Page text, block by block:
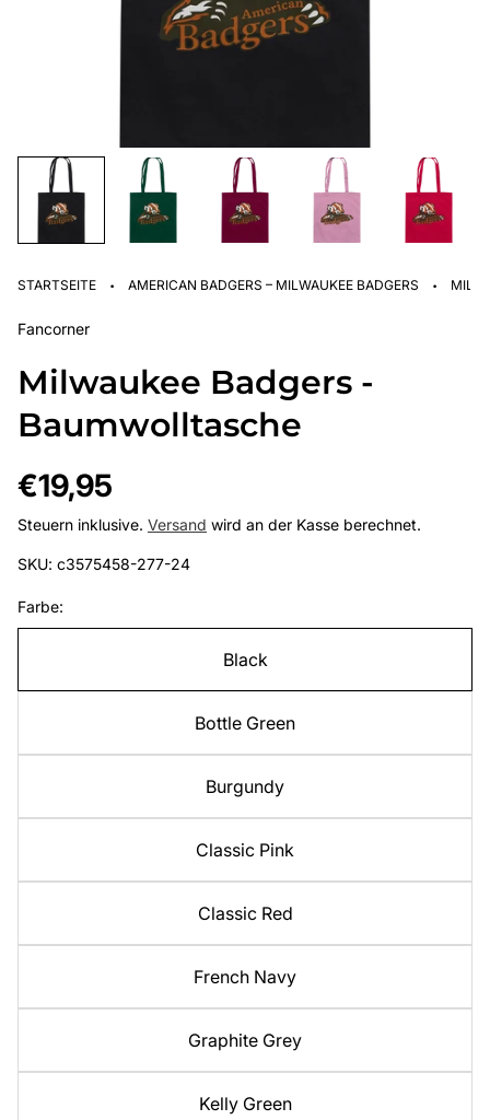
STARTSEITE · AMERICAN BADGERS – MILWAUKEE BADGERS ·
Fancorner
Milwaukee Badgers -
Baumwolltasche
Regulärer
Preis
€19,95
Steuern inklusive. Versand wird an der Kasse berechnet.
SKU: c3575458-277-24
Farbe:
Black
Bottle Green
Burgundy
Classic Pink
Classic Red
French Navy
Graphite Grey
Kelly Green